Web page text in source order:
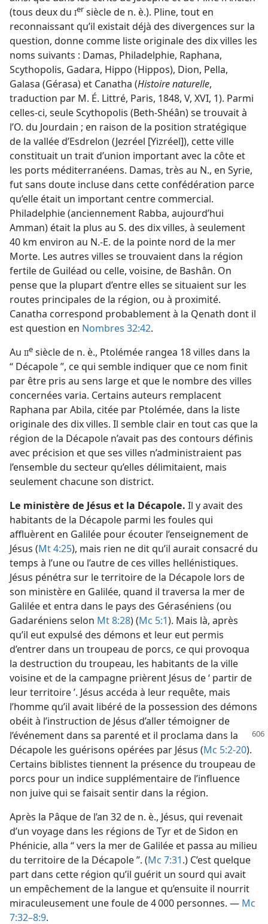
(tous deux du Ier siècle de n. è.). Pline, tout en
reconnaissant qu’il existait déjà des divergences sur la
question, donne comme liste originale des dix villes les
noms suivants : Damas, Philadelphie, Raphana,
Scythopolis, Gadara, Hippo (Hippos), Dion, Pella,
Galasa (Gérasa) et Canatha (Histoire naturelle,
traduction par M. É. Littré, Paris, 1848, V, XVI, 1). Parmi
celles-ci, seule Scythopolis (Beth-Shéân) se trouvait à
l’O. du Jourdain ; en raison de la position stratégique
de la vallée d’Esdrelon (Jezréel [Yizréel]), cette ville
constituait un trait d’union important avec la côte et
les ports méditerranéens. Damas, très au N., en Syrie,
fut sans doute incluse dans cette confédération parce
qu’elle était un important centre commercial.
Philadelphie (anciennement Rabba, aujourd’hui
Amman) était la plus au S. des dix villes, à seulement
40 km environ au N.-E. de la pointe nord de la mer
Morte. Les autres villes se trouvaient dans la région
fertile de Guiléad ou celle, voisine, de Bashân. On
pense que la plupart d’entre elles se situaient sur les
routes principales de la région, ou à proximité.
Canatha correspond probablement à la Qenath dont il
est question en Nombres 32:42.
Au IIe siècle de n. è., Ptolémée rangea 18 villes dans la
“ Décapole ”, ce qui semble indiquer que ce nom finit
par être pris au sens large et que le nombre des villes
concernées varia. Certains auteurs remplacent
Raphana par Abila, citée par Ptolémée, dans la liste
originale des dix villes. Il semble clair en tout cas que la
région de la Décapole n’avait pas des contours définis
avec précision et que ses villes n’administraient pas
l’ensemble du secteur qu’elles délimitaient, mais
seulement chacune son district.
Le ministère de Jésus et la Décapole. Il y avait des
habitants de la Décapole parmi les foules qui
affluèrent en Galilée pour écouter l’enseignement de
Jésus (Mt 4:25), mais rien ne dit qu’il aurait consacré du
temps à l’une ou l’autre de ces villes hellénistiques.
Jésus pénétra sur le territoire de la Décapole lors de
son ministère en Galilée, quand il traversa la mer de
Galilée et entra dans le pays des Géraséniens (ou
Gadaréniens selon Mt 8:28) (Mc 5:1). Mais là, après
qu’il eut expulsé des démons et leur eut permis
d’entrer dans un troupeau de porcs, ce qui provoqua
la destruction du troupeau, les habitants de la ville
voisine et de la campagne prièrent Jésus de ‘ partir de
leur territoire ’. Jésus accéda à leur requête, mais
l’homme qu’il avait libéré de la possession des démons
obéit à l’instruction de Jésus d’aller témoigner de
l’événement dans sa parenté et il proclama dans la
Décapole les guérisons opérées par Jésus (Mc 5:2-20).
Certains biblistes tiennent la présence du troupeau de
porcs pour un indice supplémentaire de l’influence
non juive qui se faisait sentir dans la région.
Après la Pâque de l’an 32 de n. è., Jésus, qui revenait
d’un voyage dans les régions de Tyr et de Sidon en
Phénicie, alla “ vers la mer de Galilée et passa au milieu
du territoire de la Décapole ”. (Mc 7:31.) C’est quelque
part dans cette région qu’il guérit un sourd qui avait
un empêchement de la langue et qu’ensuite il nourrit
miraculeusement une foule de 4 000 personnes. — Mc
7:32–8:9.